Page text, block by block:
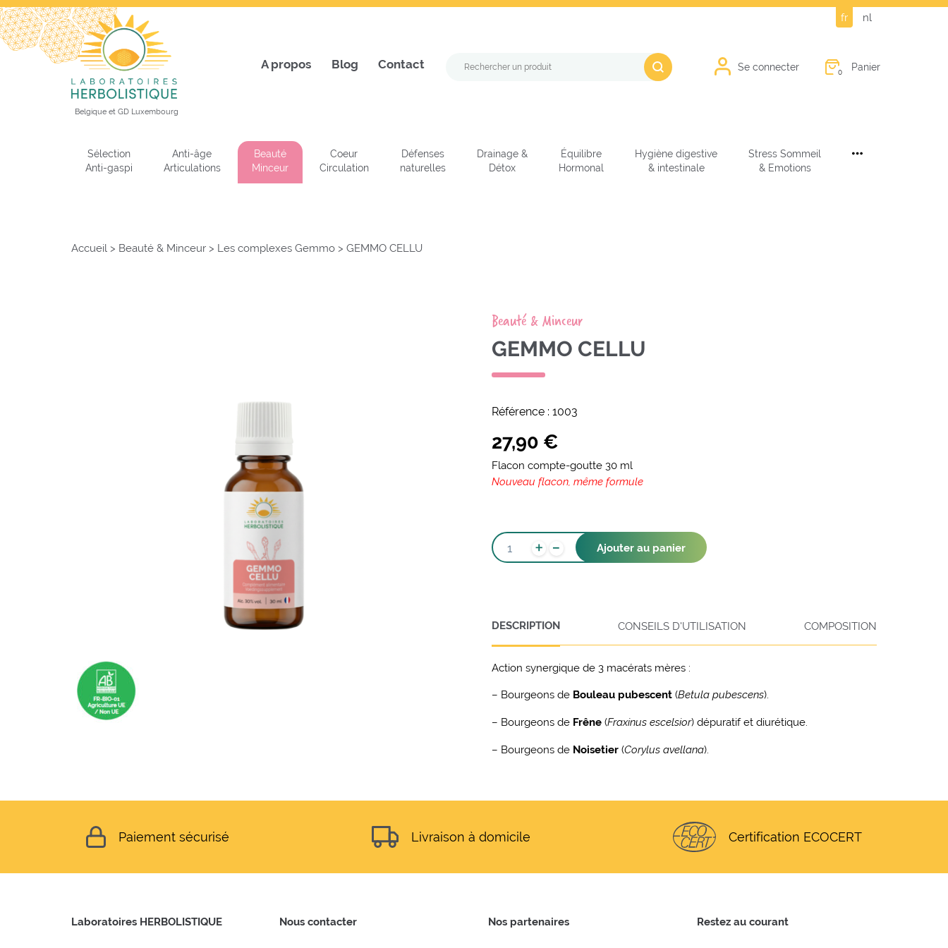
fr nl
Belgique et GD Luxembourg
A propos Blog Contact Se connecter Panier
0
Sélection
Anti-gaspi
Anti-âge
Articulations
Beauté
Minceur
Coeur
Circulation
Défenses
naturelles
Drainage &
Détox
Équilibre
Hormonal
Hygiène digestive
& intestinale
Stress Sommeil
& Emotions
Accueil > Beauté & Minceur> Les complexes Gemmo> GEMMO CELLU
Beauté & Minceur
GEMMO CELLU
27,90 €
Flacon compte-goutte 30 ml
Nouveau flacon, même formule
QUANTITÉ
DE
+ - Ajouter au panier
Référence : 1003
DESCRIPTION CONSEILS D'UTILISATION COMPOSITION
Action synergique de 3 macérats mères :
– Bourgeons de Bouleau pubescent (Betula pubescens).
– Bourgeons de Frêne(Fraxinus escelsior) dépuratif et diurétique.
– Bourgeons de Noisetier (Corylus avellana).
Paiement sécurisé Livraison à domicile Certification ECOCERT
Laboratoires HERBOLISTIQUE Nous contacter Nos partenaires Restez au courant